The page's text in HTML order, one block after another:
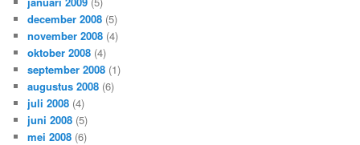
december 2008 (5)
november 2008 (4)
oktober 2008 (4)
september 2008 (1)
augustus 2008 (6)
juli 2008 (4)
juni 2008 (5)
mei 2008 (6)